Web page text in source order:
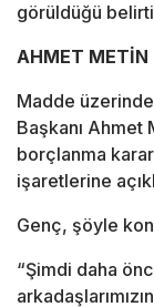
görüldüğü
AHMET METİN
Madde
Başkanı Ahmet
borçlanma
işaretlerine
Genç, şöyle
“Şimdi daha